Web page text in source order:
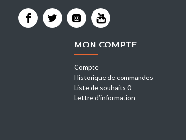
MON COMPTE
Compte
Historique de commandes
Liste de souhaits 0
Lettre d’information